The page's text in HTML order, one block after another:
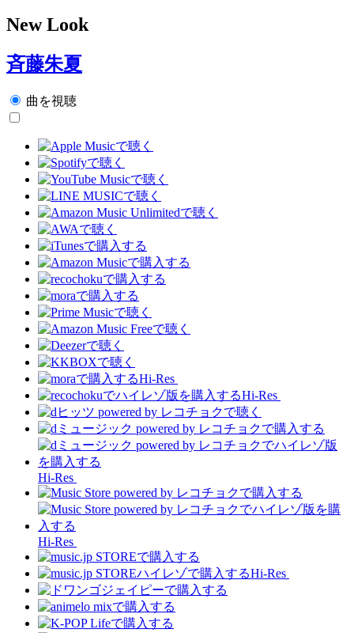
New Look
斉藤朱夏
曲を視聴
Hi-Res
Hi-Res
Hi-Res
Hi-Res
Hi-Res